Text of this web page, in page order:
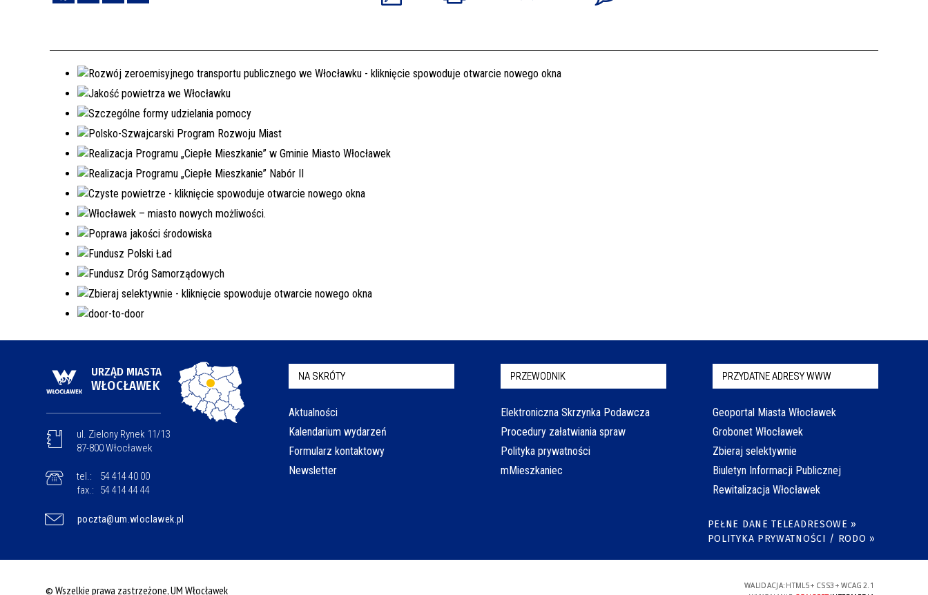
URZĄD MIASTA
WŁOCŁAWEK
ul. Zielony Rynek 11/13
87-800 Włocławek
tel.:
54 414 40 00
fax.:
54 414 44 44
poczta@um.wloclawek.pl
NA SKRÓTY
Aktualności
Kalendarium wydarzeń
Formularz kontaktowy
Newsletter
PRZEWODNIK
Elektroniczna Skrzynka Podawcza
Procedury załatwiania spraw
Polityka prywatności
mMieszkaniec
PRZYDATNE ADRESY WWW
Geoportal Miasta Włocławek
Grobonet Włocławek
Zbieraj selektywnie
Biuletyn Informacji Publicznej
Rewitalizacja Włocławek
PEŁNE DANE TELEADRESOWE »
POLITYKA PRYWATNOŚCI / RODO »
© Wszelkie prawa zastrzeżone, UM Włocławek WALIDACJA: HTML5+ CSS3 + WCAG 2.1